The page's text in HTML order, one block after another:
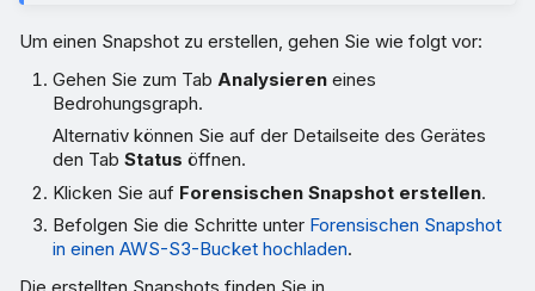
Um einen Snapshot zu erstellen, gehen Sie wie folgt vor:
Gehen Sie zum TabAnalysieren eines
Bedrohungsgraph.
Alternativ können Sie auf der Detailseite des Gerätes
den TabStatus öffnen.
Klicken Sie auf Forensischen Snapshot erstellen.
Befolgen Sie die Schritte unter Forensischen Snapshot
in einen AWS-S3-Bucket hochladen.